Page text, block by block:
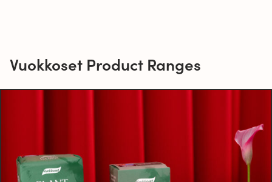
Vuokkoset Product Ranges